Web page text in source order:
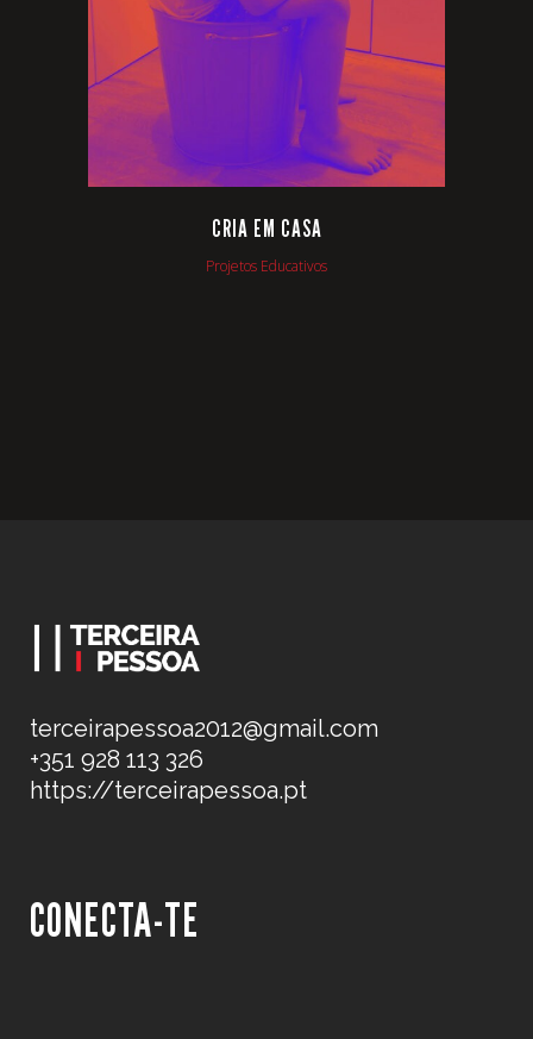
VIEW
CRIA EM CASA
Projetos Educativos
terceirapessoa2012@gmail.com
+351 928 113 326
https://terceirapessoa.pt
CONECTA-TE